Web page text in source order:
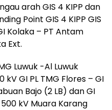
arah GIS 4 KIPP dan
Point GIS 4 KIPP GIS
Kolaka – PT Antam
Ext.
Luwuk -Al Luwuk
kV GI PL TMG Flores – GI
Bajo (2 LB) dan GI
500 kV Muara Karang